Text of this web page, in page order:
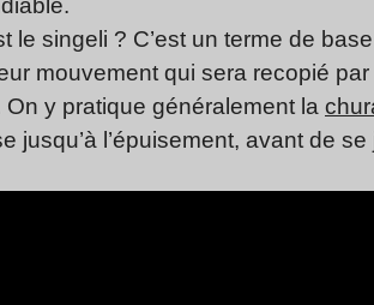
le singeli ? C’est un terme de
mouvement qui sera recopié
On y pratique généralement la
jusqu’à l’épuisement, avant de